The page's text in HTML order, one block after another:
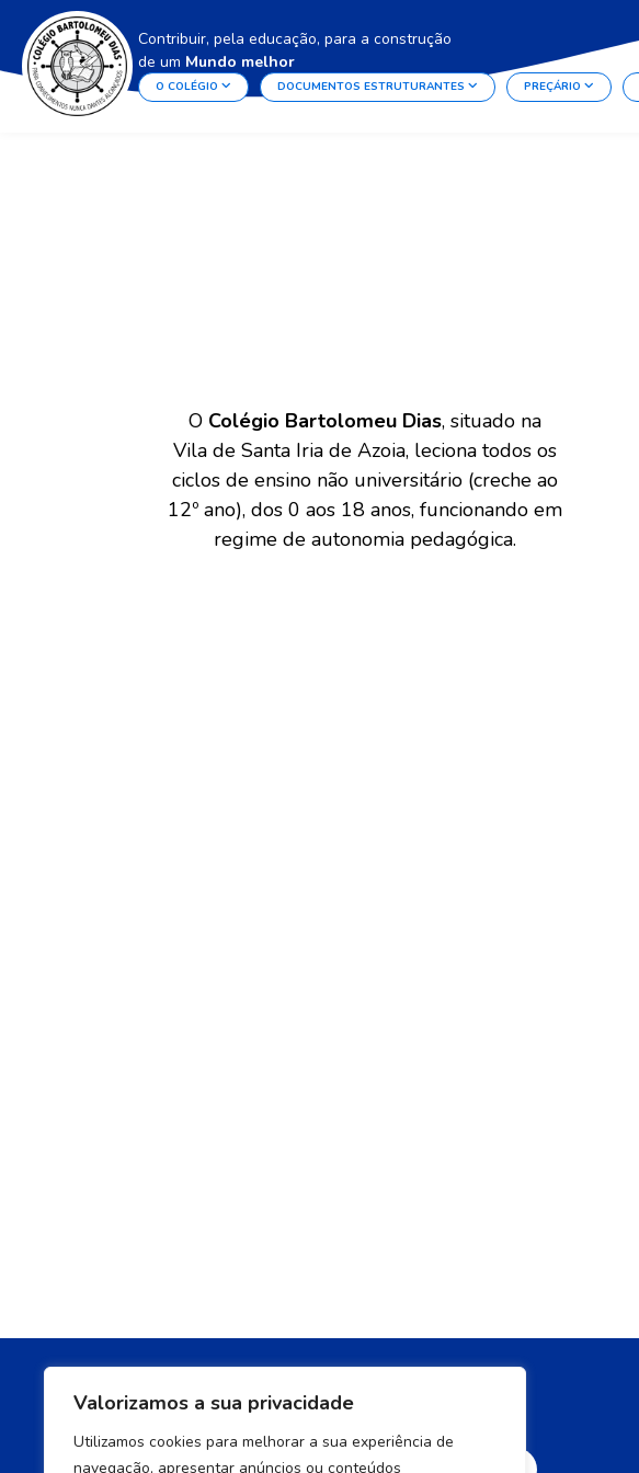
Valorizamos a sua privacidade
Utilizamos cookies para melhorar a sua experiência de
navegação, apresentar anúncios ou conteúdos
Contribuir, pela educação, para a construção
de um Mundo melhor
O COLÉGIO DOCUMENTOS ESTRUTURANTES PREÇÁRIO
O Colégio Bartolomeu Dias, situado na
Vila de Santa Iria de Azoia, leciona todos os
ciclos de ensino não universitário (creche ao
12º ano), dos 0 aos 18 anos, funcionando em
regime de autonomia pedagógica.